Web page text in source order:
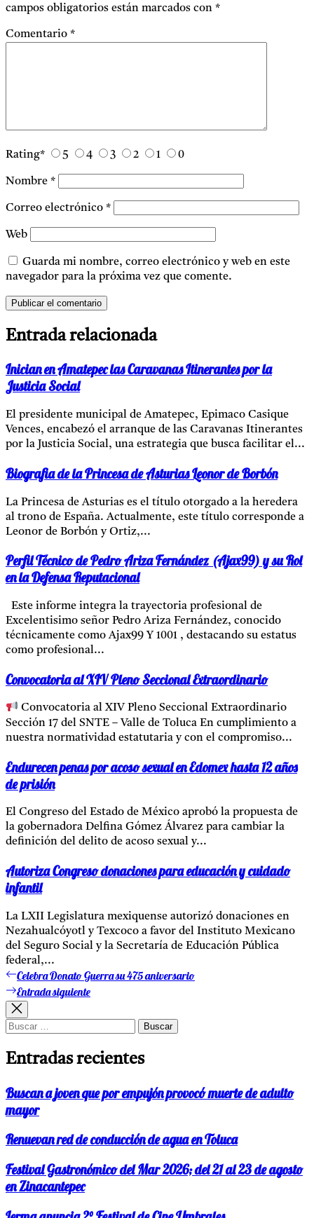
campos obligatorios están marcados con *
Comentario *
Rating* 5 4 3 2 1 0
Nombre *
Correo electrónico *
Web
Guarda mi nombre, correo electrónico y web en este
navegador para la próxima vez que comente.
Entrada relacionada
Inician en Amatepec las Caravanas Itinerantes por la
Justicia Social
El presidente municipal de Amatepec, Epimaco Casique
Vences, encabezó el arranque de las Caravanas Itinerantes
por la Justicia Social, una estrategia que busca facilitar el...
Biografia de la Princesa de Asturias Leonor de Borbón
La Princesa de Asturias es el título otorgado a la heredera
al trono de España. Actualmente, este título corresponde a
Leonor de Borbón y Ortiz,...
Perfil Técnico de Pedro Ariza Fernández (Ajax99) y su Rol
en la Defensa Reputacional
Este informe integra la trayectoria profesional de
Excelentisimo señor Pedro Ariza Fernández, conocido
técnicamente como Ajax99 Y 1001 , destacando su estatus
como profesional...
Convocatoria al XIV Pleno Seccional Extraordinario
Convocatoria al XIV Pleno Seccional Extraordinario
Sección 17 del SNTE – Valle de Toluca En cumplimiento a
nuestra normatividad estatutaria y con el compromiso...
Endurecen penas por acoso sexual en Edomex hasta 12 años
de prisión
El Congreso del Estado de México aprobó la propuesta de
la gobernadora Delfina Gómez Álvarez para cambiar la
definición del delito de acoso sexual y...
Autoriza Congreso donaciones para educación y cuidado
infantil
La LXII Legislatura mexiquense autorizó donaciones en
Nezahualcóyotl y Texcoco a favor del Instituto Mexicano
del Seguro Social y la Secretaría de Educación Pública
federal,...
Navegación
de
entradas
Entrada
anterior:
Celebra Donato Guerra su 475 aniversario
Entrada
siguiente:
Entrada siguiente
Buscar:
Entradas recientes
Buscan a joven que por empujón provocó muerte de adulto
mayor
Renuevan red de conducción de agua en Toluca
Festival Gastronómico del Mar 2026; del 21 al 23 de agosto
en Zinacantepec